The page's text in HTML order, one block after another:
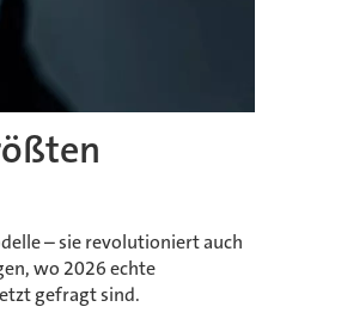
– sie revolutioniert auch
wo 2026 echte
gefragt sind.